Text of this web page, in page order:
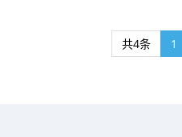
共4条 1